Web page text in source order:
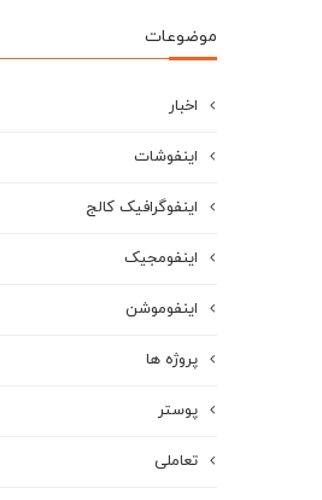
موضوعات
اخبار
اینفوشات
اینفوگرافیک کالج
اینفومجیک
اینفوموشن
پروژه ها
پوستر
تعاملی